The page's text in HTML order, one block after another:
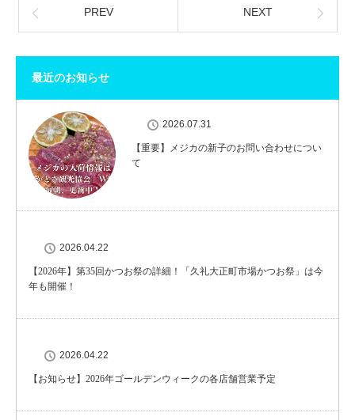
PREV NEXT
最近のお知らせ
2026.07.31
【重要】メジカの新子のお問い合わせについ
て
2026.04.22
【2026年】第35回かつお祭の詳細！「久礼大正町市場かつお祭」は今
年も開催！
2026.04.22
【お知らせ】2026年ゴールデンウィークの各店舗営業予定